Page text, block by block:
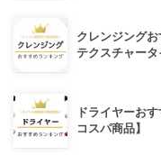
クレンジング
テクスチャータ
ドライヤーお
コスパ商品】